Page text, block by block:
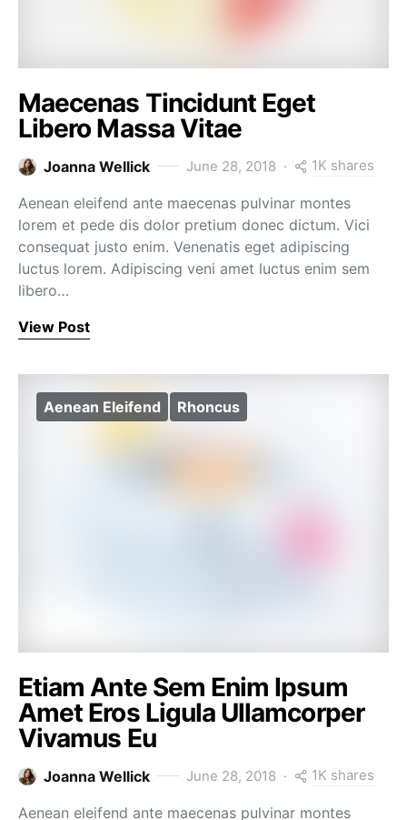
Maecenas Tincidunt Eget
Libero Massa Vitae
Joanna Wellick June 28, 2018 1K shares
Aenean eleifend ante maecenas pulvinar montes
lorem et pede dis dolor pretium donec dictum. Vici
consequat justo enim. Venenatis eget adipiscing
luctus lorem. Adipiscing veni amet luctus enim sem
libero…
View Post
Aenean Eleifend Rhoncus
Etiam Ante Sem Enim Ipsum
Amet Eros Ligula Ullamcorper
Vivamus Eu
Joanna Wellick June 28, 2018 1K shares
Aenean eleifend ante maecenas pulvinar montes